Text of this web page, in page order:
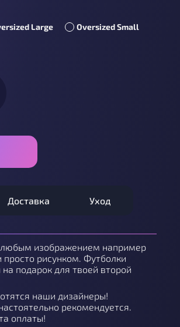
Large
Oversized Small
Доставка Уход
изображением например
рисунком. Футболки
подарок для твоей второй
наши дизайнеры!
рекомендуется.
оплаты!